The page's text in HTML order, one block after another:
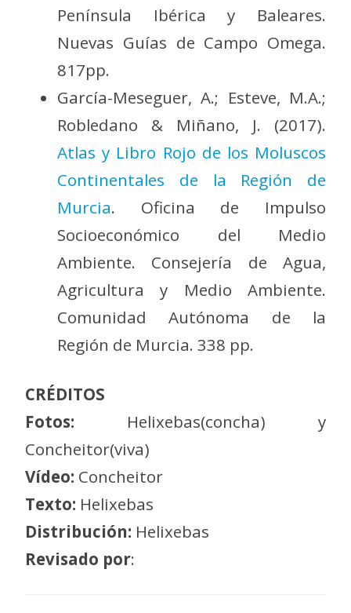
Península Ibérica y Baleares.
Nuevas Guías de Campo Omega.
817pp.
García-Meseguer, A.; Esteve, M.A.;
Robledano & Miñano, J. (2017).
Atlas y Libro Rojo de los Moluscos
Continentales de la Región de
Murcia. Oficina de Impulso
Socioeconómico del Medio
Ambiente. Consejería de Agua,
Agricultura y Medio Ambiente.
Comunidad Autónoma de la
Región de Murcia. 338 pp.
CRÉDITOS
Fotos: Helixebas(concha) y
Concheitor(viva)
Vídeo: Concheitor
Texto: Helixebas
Distribución: Helixebas
Revisado por: